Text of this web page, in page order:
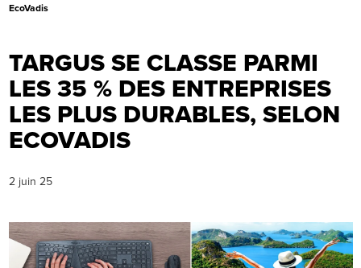
EcoVadis
TARGUS SE CLASSE PARMI
LES 35 % DES ENTREPRISES
LES PLUS DURABLES, SELON
ECOVADIS
2 juin 25